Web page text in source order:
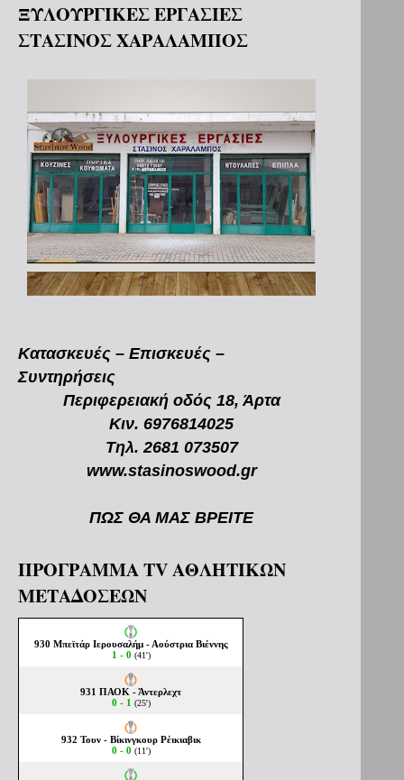
ΞΥΛΟΥΡΓΙΚΕΣ ΕΡΓΑΣΙΕΣ
ΣΤΑΣΙΝΟΣ ΧΑΡΑΛΑΜΠΟΣ
Κατασκευές – Επισκευές –
Συντηρήσεις
Περιφερειακή οδός 18, Άρτα
Κιν. 6976814025
Τηλ. 2681 073507
www.stasinoswood.gr
ΠΩΣ ΘΑ ΜΑΣ ΒΡΕΙΤΕ
ΠΡΟΓΡΑΜΜΑ TV ΑΘΛΗΤΙΚΩΝ
ΜΕΤΑΔΟΣΕΩΝ